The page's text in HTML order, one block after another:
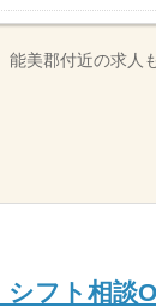
美郡付近の求人
フト相談